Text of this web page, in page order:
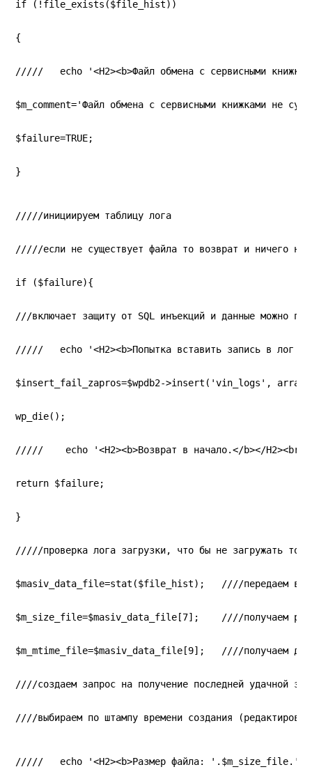
if (!file_exists($file_hist))
{
/////   echo '<H2><b>Файл обмена с сервисными
$m_comment='Файл обмена с сервисными книжками не
$failure=TRUE;
}
/////инициируем таблицу лога
/////если не существует файла то возврат и ничего не
if ($failure){
///включает защиту от SQL инъекций и данные можно
/////   echo '<H2><b>Попытка вставить запись в лог
$insert_fail_zapros=$wpdb2->insert('vin_logs',
wp_die();
/////    echo '<H2><b>Возврат в начало.</b></
return $failure;
}
/////проверка лога загрузки, что бы не загружать
$masiv_data_file=stat($file_hist);   ////передаем в
$m_size_file=$masiv_data_file[7];    ////получаем
$m_mtime_file=$masiv_data_file[9];   ////получаем дату
////создаем запрос на получение последней удачной
////выбираем по штампу времени создания
/////   echo '<H2><b>Размер файла: '.$m_size_file.'</